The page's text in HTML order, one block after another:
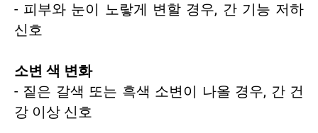
- 피부와 눈이 노랗게 변할 경우, 간 기능 저하
신호
소변 색 변화
- 짙은 갈색 또는 흑색 소변이 나올 경우, 간 건
강 이상 신호